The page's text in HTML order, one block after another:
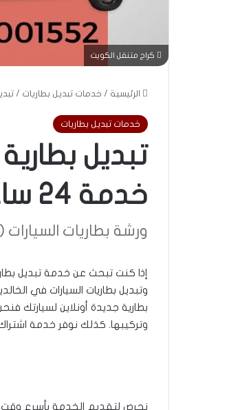
كراج متنقل الكويت
الرئيسية / خدمات تبديل بطاريات / تبديل
خدمات تبديل بطاريات
خدمة 24 ساعة
ورشة بطاريات السيارات
إذا كنت تبحث عن خدمة تبديل
بطارية جديدة أونلاين لسيارتك
وتركيبها. كذلك نوفر خدمة اشتراك
نحرص لتقديم الخدمة بأسرع وقت